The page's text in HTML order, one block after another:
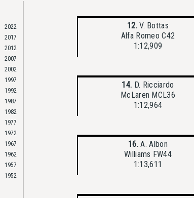
2022
2017
2012
2007
2002
1997
1992
1987
1982
1977
1972
1967
1962
1957
1952
12.V. Bottas
Alfa Romeo C42
1:12,909
14. D. Ricciardo
McLaren MCL36
1:12,964
16. A. Albon
Williams FW44
1:13,611